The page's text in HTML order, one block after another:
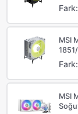
Fark:
MSI
Fark:
MSI